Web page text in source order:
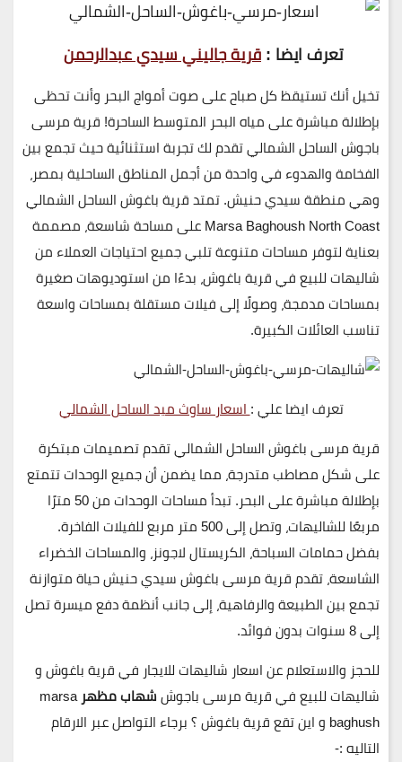
تعرف ايضا :قرية جاليني سيدي عبدالرحمن
تخيل أنك تستيقظ كل صباح على صوت أمواج البحر وأنت تحظى
بإطلالة مباشرة على مياه البحر المتوسط الساحرة! قرية مرسى
باجوش الساحل الشماليتقدم لك تجربة استثنائية حيث تجمع بين
الفخامة والهدوء في واحدة من أجمل المناطق الساحلية بمصر،
وهي منطقةسيدي حنيش. تمتد قرية باغوش الساحل الشمالي
Marsa Baghoush North Coast على مساحة شاسعة، مصممة
بعناية لتوفر مساحات متنوعة تلبي جميع احتياجات العملاء من
شاليهات للبيع في قرية باغوش، بدءًا مناستوديوهات صغيرة
بمساحات مدمجة، وصولًا إلىفيلات مستقلة بمساحات واسعة
تناسب العائلات الكبيرة.
تعرف ايضا علي :اسعار ساوث ميد الساحل الشمالي
قرية مرسى باغوش الساحل الشماليتقدم تصميمات مبتكرة
علىشكل مصاطب متدرجة، مما يضمن أن جميع الوحدات تتمتع
بإطلالة مباشرة على البحر. تبدأ مساحات الوحدات من
50 مترًا
مربعًا للشاليهات، وتصل إلى500 متر مربع
للفيلات الفاخرة.
بفضلحمامات السباحة، الكريستال لاجونز، والمساحات الخضراء
الشاسعة، تقدم قرية مرسى باغوش سيدي حنيش حياة متوازنة
تجمع بين الطبيعة والرفاهية، إلى جانب أنظمة دفع ميسرة تصل
إلى8 سنوات بدون فوائد
.
للحجز والاستعلام عن اسعار شاليهات للايجار في قرية باغوش و
شاليهات للبيع في قريةمرسى باجوششهاب مظهرmarsa
baghush و اين تقع قرية باغوش ؟ برجاء التواصل عبر الارقام
التاليه :-